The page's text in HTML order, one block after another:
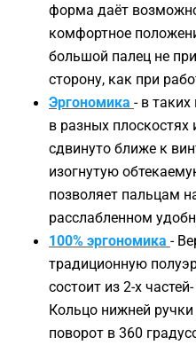
форма даёт
комфортное
большой палец не
сторону, как при
Эргономика - в
в разных
сдвинуто ближе к
изогнутую
позволяет пальцам
расслабленном
100% эргономика -
традиционную
состоит из 2-х
Кольцо нижней
поворот в 360